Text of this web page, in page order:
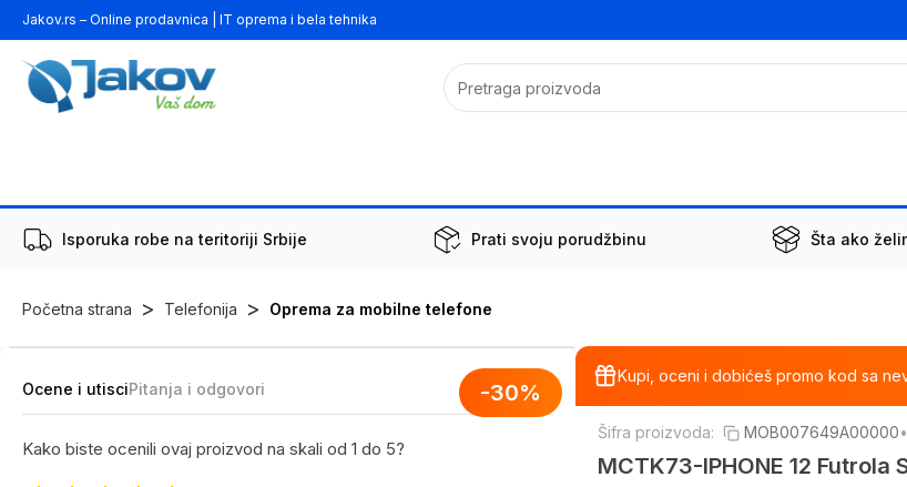
Jakov.rs – Online prodavnica | IT oprema i bela tehnika
Isporuka robe na teritoriji Srbije Prati svoju porudžbinu Šta ako
Početna strana > Telefonija > Oprema za mobilne telefone
-30%
Ocene i utisciPitanja i odgovori
Kako biste ocenili ovaj proizvod na skali od 1 do 5?
Kupi, oceni i dobićeš promo kod sa
Šifra proizvoda: MOB007649A00000•
MCTK73-IPHONE 12